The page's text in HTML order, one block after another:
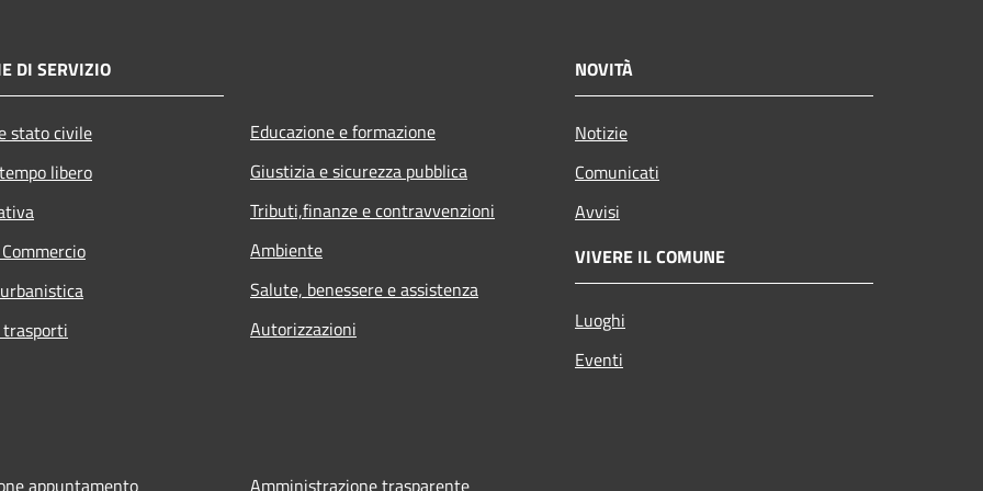
DI SERVIZIO
stato civile
libero
Educazione e formazione
Giustizia e sicurezza pubblica
Tributi,finanze e contravvenzioni
Ambiente
Salute, benessere e assistenza
Autorizzazioni
NOVITÀ
Notizie
Comunicati
Avvisi
VIVERE IL COMUNE
Luoghi
Eventi
appuntamento Amministrazione trasparente